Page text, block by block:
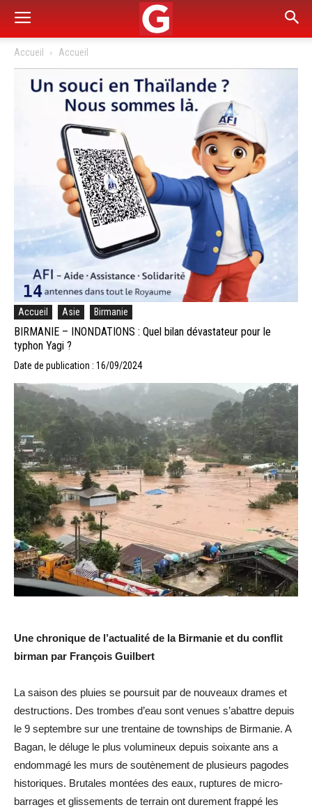
Accueil Accueil
Accueil Asie Birmanie
BIRMANIE – INONDATIONS : Quel bilan dévastateur pour le
typhon Yagi ?
Date de publication : 16/09/2024
Une chronique de l’actualité de la Birmanie et du conflit
birman par François Guilbert
La saison des pluies se poursuit par de nouveaux drames et
destructions. Des trombes d’eau sont venues s’abattre depuis
le 9 septembre sur une trentaine de townships de Birmanie. A
Bagan, le déluge le plus volumineux depuis soixante ans a
endommagé les murs de soutènement de plusieurs pagodes
historiques. Brutales montées des eaux, ruptures de micro-
barrages et glissements de terrain ont durement frappé les